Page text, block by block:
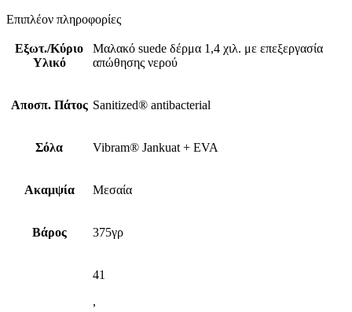
Επιπλέον πληροφορίες
Εξωτ./Κύριο
Υλικό
Μαλακό suede δέρμα 1,4 χιλ. με επεξεργασία
απώθησης νερού
Αποσπ. Πάτος Sanitized® antibacterial
Σόλα Vibram® Jankuat + EVA
Ακαμψία Μεσαία
Βάρος 375γρ
41
,